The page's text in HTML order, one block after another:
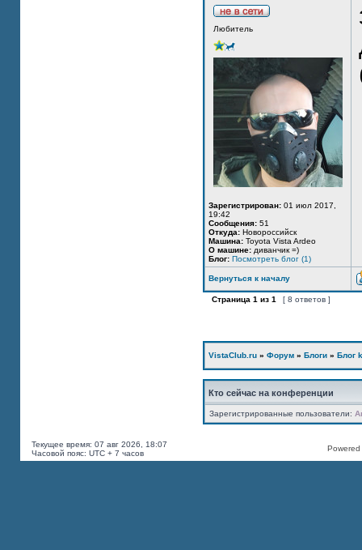
Любитель
Зарегистрирован: 01 июл 2017,
19:42
Сообщения: 51
Откуда: Новороссийск
Машина: Toyota Vista Ardeo
О машине: диванчик =)
Блог: Посмотреть блог (1)
Вернуться к началу
Страница 1 из 1 [ 8 ответов ]
VistaClub.ru » Форум » Блоги » Блог
Кто сейчас на конференции
Зарегистрированные пользователи:
Текущее время: 07 авг 2026, 18:07
Часовой пояс: UTC + 7 часов